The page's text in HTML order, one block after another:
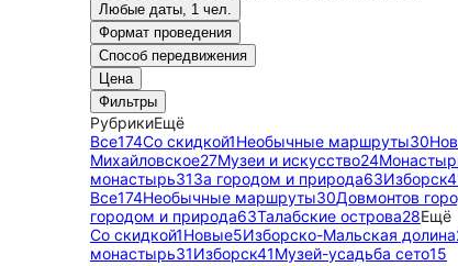
Любые даты, 1 чел.
Формат проведения
Способ передвижения
Цена
Фильтры
РубрикиЕщё
Все174Со скидкой1Необычные маршруты30
Михайловское27Музеи и искусство24
монастырь31За городом и природа63Изборск
Все174Необычные маршруты30Довмонтов
городом и природа63Талабские острова28Ещё
Со скидкой1Новые5Изборско-Мальская долина
монастырь31Изборск41Музей-усадьба сето15